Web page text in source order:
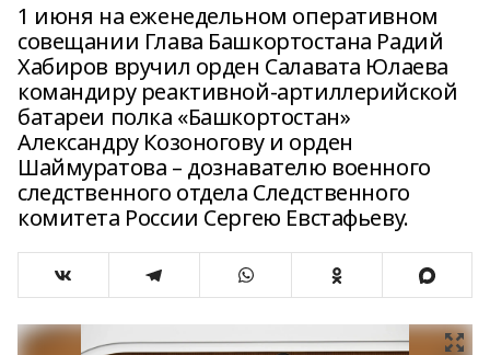
1 июня на еженедельном оперативном
совещании Глава Башкортостана Радий
Хабиров вручил орден Салавата Юлаева
командиру реактивной-артиллерийской
батареи полка «Башкортостан»
Александру Козоногову и орден
Шаймуратова – дознавателю военного
следственного отдела Следственного
комитета России Сергею Евстафьеву.